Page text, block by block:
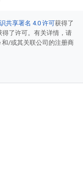
共享署名 4.0 许可获得了
得了许可。有关详情，请
和/或其关联公司的注册商